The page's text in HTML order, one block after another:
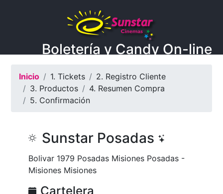
Boletería y Candy On-line
Inicio 1. Tickets
2. Registro Cliente
3. Productos
4. Resumen Compra
5. Confirmación
Sunstar Posadas
Bolivar 1979 Posadas Misiones Posadas -
Misiones Misiones
Cartelera